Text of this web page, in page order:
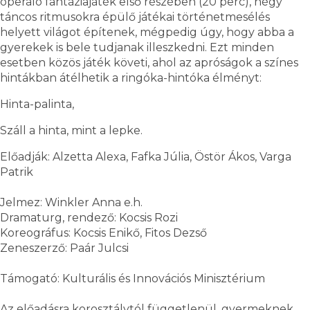
táncos ritmusokra épülő játékai történetmesélés
helyett világot építenek, mégpedig úgy, hogy abba a
gyerekek is bele tudjanak illeszkedni. Ezt minden
esetben közös játék követi, ahol az apróságok a színes
hintákban átélhetik a ringóka-hintóka élményt:
Hinta-palinta,
Száll a hinta, mint a lepke.
Előadják: Alzetta Alexa, Fafka Júlia, Östör Ákos, Varga
Patrik
Jelmez: Winkler Anna e.h.
Dramaturg, rendező: Kocsis Rozi
Koreográfus: Kocsis Enikő, Fitos Dezső
Zeneszerző: Paár Julcsi
Támogató: Kulturális és Innovációs Minisztérium